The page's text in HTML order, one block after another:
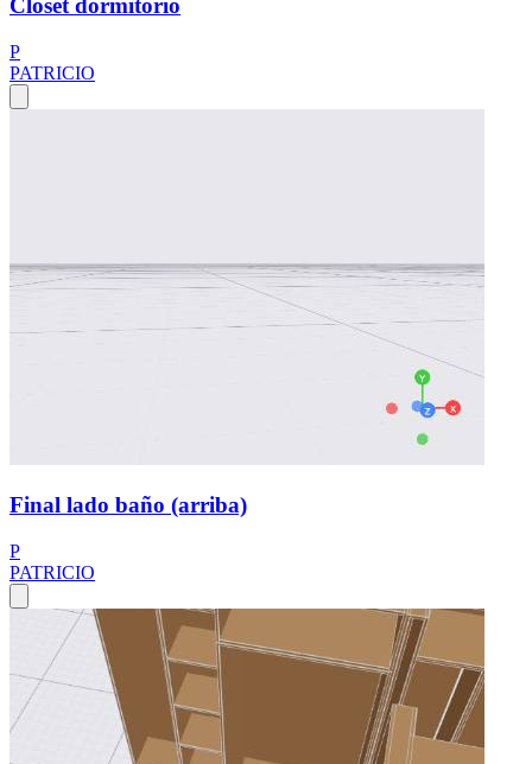
Closet dormitorio
P
PATRICIO
Final lado baño (arriba)
P
PATRICIO